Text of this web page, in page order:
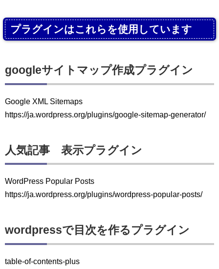
プラグインはこれらを使用しています
googleサイトマップ作成プラグイン
Google XML Sitemaps
https://ja.wordpress.org/plugins/google-sitemap-generator/
人気記事 表示プラグイン
WordPress Popular Posts
https://ja.wordpress.org/plugins/wordpress-popular-posts/
wordpressで目次を作るプラグイン
table-of-contents-plus